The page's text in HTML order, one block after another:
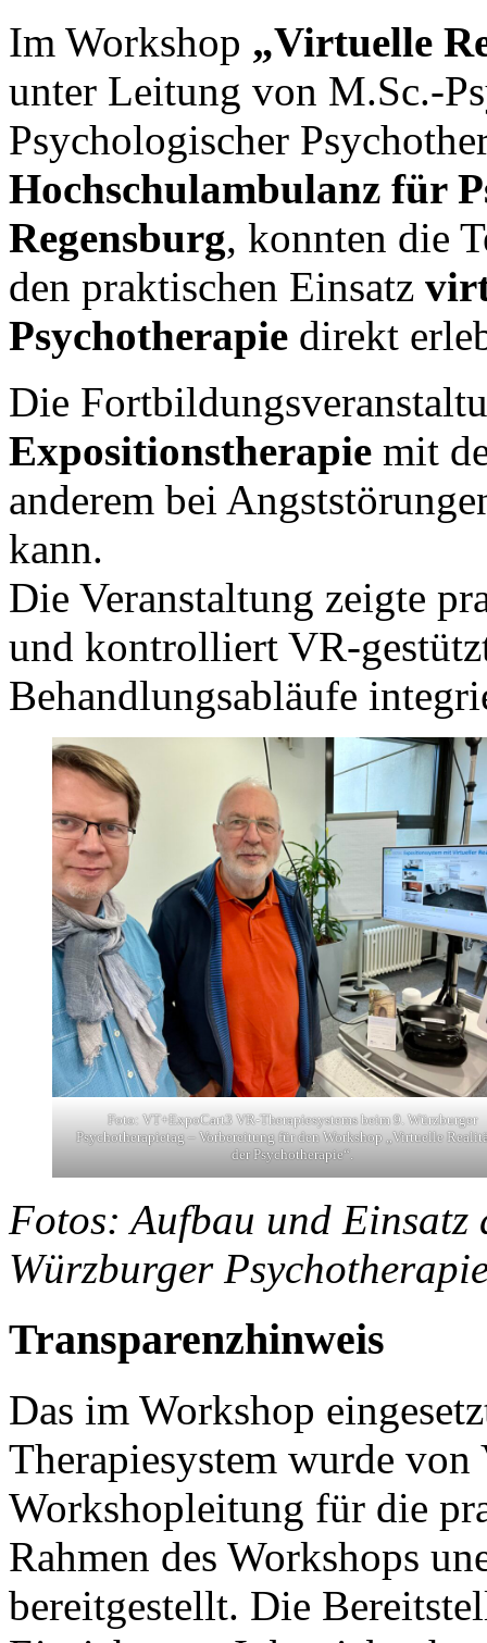
Im Workshop „Virtuelle
unter Leitung von M.Sc.-
Psychologischer
Hochschulambulanz für
Regensburg, konnten die
den praktischen Einsatz
Psychotherapie direkt
Die
Expositionstherapie mit
anderem bei
kann.
Die Veranstaltung zeigte
und kontrolliert VR-
Behandlungsabläufe
Foto: VT+ExpoCart3 VR-Therapiesystems beim 9. Würzburger
Psychotherapietag – Vorbereitung für den Workshop „Virtuelle
der Psychotherapie“.
Fotos: Aufbau und
Würzburger
Transparenzhinweis
Das im Workshop
Therapiesystem wurde
Workshopleitung für die
Rahmen des Workshops
bereitgestellt. Die